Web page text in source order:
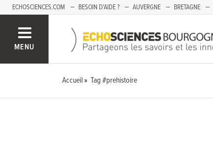
ECHOSCIENCES.COM BESOIN D'AIDE ? AUVERGNE BRETAGNE
MENU
Accueil Tag #prehistoire